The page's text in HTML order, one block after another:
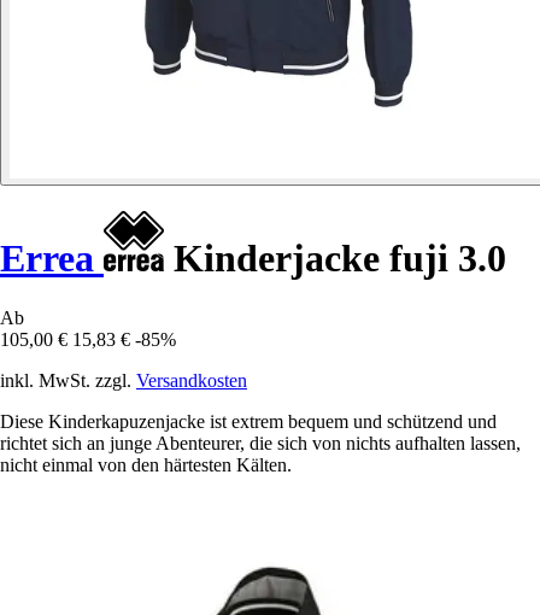
Errea Kinderjacke fuji 3.0
Ab
105,00 € 15,83 € -85%
inkl. MwSt. zzgl. Versandkosten
Diese Kinderkapuzenjacke ist extrem bequem und schützend und
richtet sich an junge Abenteurer, die sich von nichts aufhalten lassen,
nicht einmal von den härtesten Kälten.